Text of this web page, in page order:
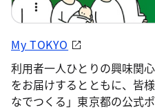
My TOKYO
利用者一人ひとりの興味関
をお届けするとともに、皆
なでつくる」東京都の公式